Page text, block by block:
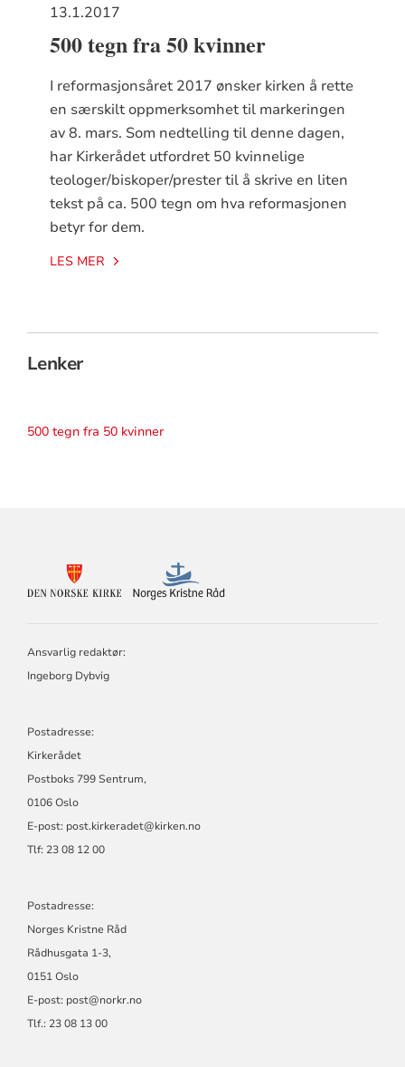
13.1.2017
500 tegn fra 50 kvinner
I reformasjonsåret 2017 ønsker kirken å rette
en særskilt oppmerksomhet til markeringen
av 8. mars. Som nedtelling til denne dagen,
har Kirkerådet utfordret 50 kvinnelige
teologer/biskoper/prester til å skrive en liten
tekst på ca. 500 tegn om hva reformasjonen
betyr for dem.
LES MER
Lenker
500 tegn fra 50 kvinner
FOR
Ansvarlig redaktør:
Ingeborg Dybvig
Postadresse:
Kirkerådet
Postboks 799 Sentrum,
0106 Oslo
E-post: post.kirkeradet@kirken.no
Tlf: 23 08 12 00
Postadresse:
Norges Kristne Råd
Rådhusgata 1-3,
0151 Oslo
E-post: post@norkr.no
Tlf.: 23 08 13 00